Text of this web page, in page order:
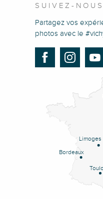
SUIVEZ-NOUS
Partagez vos
photos avec le
Limoges
Bordeaux